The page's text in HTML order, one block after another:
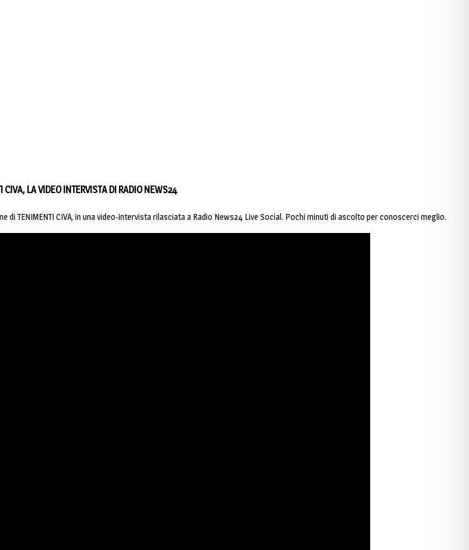
CIVA, LA VIDEO INTERVISTA DI RADIO NEWS24
TENIMENTI CIVA, in una video-intervista rilasciata a Radio News24 Live Social. Pochi minuti di ascolto per conoscerci meglio.